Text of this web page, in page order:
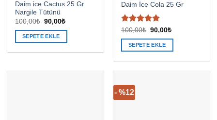
Daim ice Cactus 25 Gr
Nargile Tütünü
100,00₺ Orijinal
fiyat:
100,00₺.
90,00₺Şu
fiyat:
SEPETE EKLE
Daim İce Cola 25 Gr
5 üzerinden
4.94oy
aldı
100,00₺ Orijinal
100,00₺.
90,00₺Şu
SEPETE EKLE
- %12